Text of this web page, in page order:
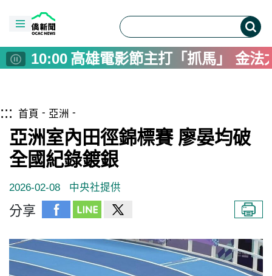
:::僑務電子報首頁
04:00
彰化縣民運動會登場 王惠美
12:00
台南「雙鴨」吉祥物 授權帶
10:00 高雄電影節主打「抓馬」 金法
08:00 高雄市府推大林蒲遷村進度
08:00Interview: Taiwan's Wen
07:00選舉也能打造流行歌！臺灣競
06:00台灣藝術家前進多倫多夏日
05:00
同湖不同命 洞里薩湖高棉與越
04:00
彰化縣民運動會登場 王惠美
10:00高雄電影節主打「抓馬」 金法
09:40
徐佳青出席僑務探索營結業式
首頁 亞洲
亞洲室內田徑錦標賽 廖晏均破
全國紀錄鍍銀
2026-02-08 中央社提供
分享